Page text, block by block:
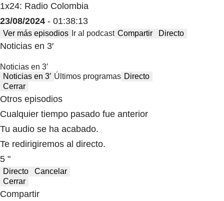
1x24: Radio Colombia
23/08/2024 - 01:38:13
Ver más episodios Ir al podcast Compartir Directo
Noticias en 3′
Noticias en 3′
Noticias en 3′ Últimos programas Directo
Cerrar
Otros episodios
Cualquier tiempo pasado fue anterior
Tu audio se ha acabado.
Te redirigiremos al directo.
5 "
Directo
Cancelar
Cerrar
Compartir